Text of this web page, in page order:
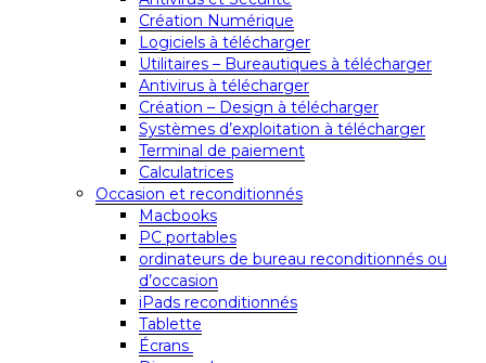
Création Numérique
Logiciels à télécharger
Utilitaires – Bureautiques à télécharger
Antivirus à télécharger
Création – Design à télécharger
Systèmes d’exploitation à télécharger
Terminal de paiement
Calculatrices
Occasion et reconditionnés
Macbooks
PC portables
ordinateurs de bureau reconditionnés ou
d’occasion
iPads reconditionnés
Tablette
Écrans